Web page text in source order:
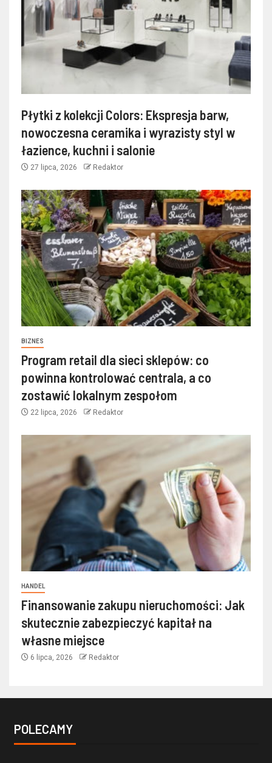
Płytki z kolekcji Colors: Ekspresja barw,
nowoczesna ceramika i wyrazisty styl w
łazience, kuchni i salonie
27 lipca, 2026 Redaktor
BIZNES
Program retail dla sieci sklepów: co
powinna kontrolować centrala, a co
zostawić lokalnym zespołom
22 lipca, 2026 Redaktor
HANDEL
Finansowanie zakupu nieruchomości: Jak
skutecznie zabezpieczyć kapitał na
własne miejsce
6 lipca, 2026 Redaktor
POLECAMY